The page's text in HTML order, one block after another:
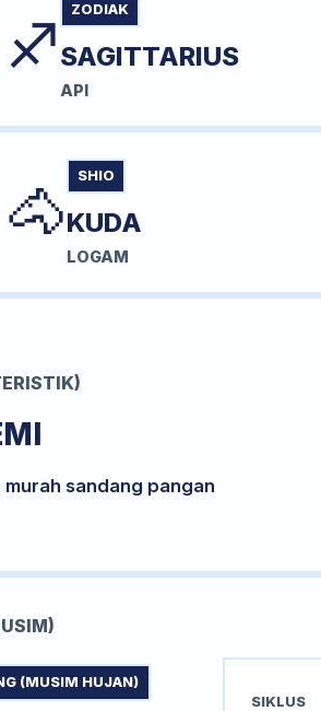
♐ ZODIAK
SAGITTARIUS
API
🐴 SHIO
KUDA
LOGAM
murah sandang pangan
(MUSIM HUJAN)
SIKLUS